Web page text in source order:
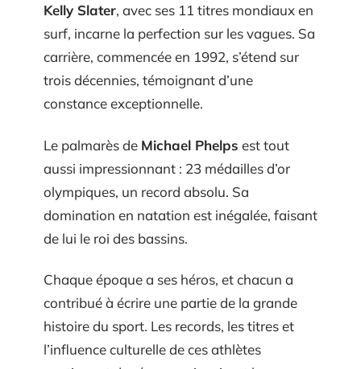
Kelly Slater, avec ses 11 titres mondiaux en
surf, incarne la perfection sur les vagues. Sa
carrière, commencée en 1992, s’étend sur
trois décennies, témoignant d’une
constance exceptionnelle.
Le palmarès de Michael Phelps est tout
aussi impressionnant : 23 médailles d’or
olympiques, un record absolu. Sa
domination en natation est inégalée, faisant
de lui le roi des bassins.
Chaque époque a ses héros, et chacun a
contribué à écrire une partie de la grande
histoire du sport. Les records, les titres et
l’influence culturelle de ces athlètes